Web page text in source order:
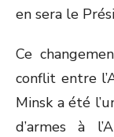
en sera le
Ce
conflit entre
Minsk a été
d’armes à